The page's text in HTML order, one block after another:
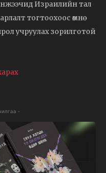
Израилийн тал
тогтоохоос өмнө
учруулах зорилготой
-